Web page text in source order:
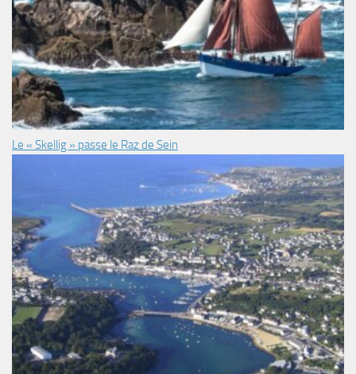
Le « Skellig » passe le Raz de Sein